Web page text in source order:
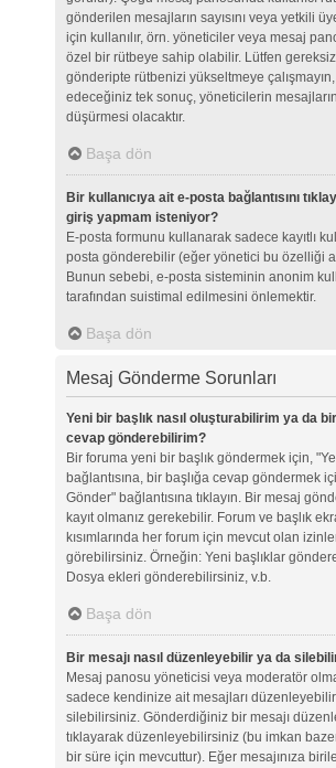
gönderilen mesajların sayısını veya yetkili
için kullanılır, örn. yöneticiler veya mesaj
özel bir rütbeye sahip olabilir. Lütfen
gönderipte rütbenizi yükseltmeye
edeceğiniz tek sonuç, yöneticilerin
düşürmesi olacaktır.
Başa dön
Bir kullanıcıya ait e-posta bağlantısını
giriş yapmam isteniyor?
E-posta formunu kullanarak sadece kayıtlı
posta gönderebilir (eğer yönetici bu özelliği
Bunun sebebi, e-posta sisteminin anonim
tarafından suistimal edilmesini önlemektir.
Başa dön
Mesaj Gönderme Sorunları
Yeni bir başlık nasıl oluşturabilirim ya da
cevap gönderebilirim?
Bir foruma yeni bir başlık göndermek için,
bağlantısına, bir başlığa cevap göndermek
Gönder" bağlantısına tıklayın. Bir mesaj
kayıt olmanız gerekebilir. Forum ve başlık
kısımlarında her forum için mevcut olan
görebilirsiniz. Örneğin: Yeni başlıklar
Dosya ekleri gönderebilirsiniz, v.b.
Başa dön
Bir mesajı nasıl düzenleyebilir ya da
Mesaj panosu yöneticisi veya moderatör
sadece kendinize ait mesajları
silebilirsiniz. Gönderdiğiniz bir mesajı
tıklayarak düzenleyebilirsiniz (bu imkan
bir süre için mevcuttur). Eğer mesajınıza